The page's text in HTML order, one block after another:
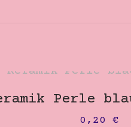
Perle
0,20€